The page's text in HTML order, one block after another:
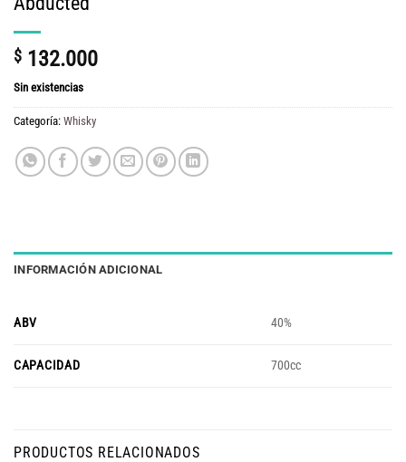
$ 132.000
Sin existencias
Categoría: Whisky
INFORMACIÓN ADICIONAL
ABV 40%
CAPACIDAD 700cc
PRODUCTOS RELACIONADOS